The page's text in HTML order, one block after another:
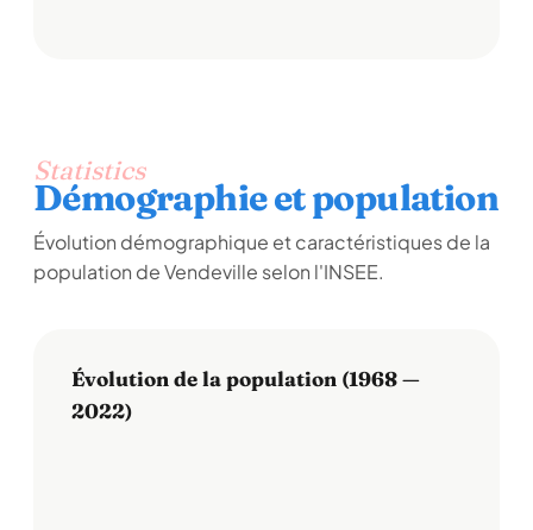
Statistics
Démographie et population
Évolution démographique et caractéristiques de la
population de Vendeville selon l'INSEE.
Évolution de la population (1968 —
2022)